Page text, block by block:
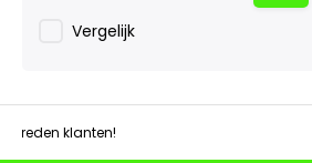
Vergelijk
klanten!